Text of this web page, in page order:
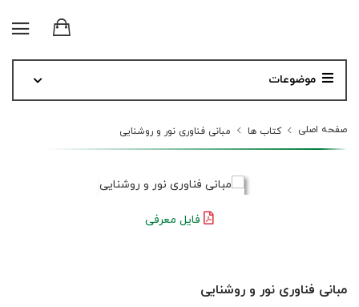
موضوعات
صفحه اصلی کتاب ها مبانی فناوری نور و روشنایی
فایل معرفی
مبانی فناوری نور و روشنایی